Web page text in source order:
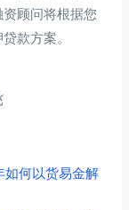
顾问将根据您
款方案。
如何以货易金解